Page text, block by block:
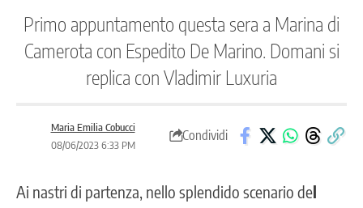
Primo appuntamento questa sera a Marina di
Camerota con Espedito De Marino. Domani si
replica con Vladimir Luxuria
Maria Emilia Cobucci
08/06/2023 6:33 PM
Condividi
Ai nastri di partenza, nello splendido scenario del